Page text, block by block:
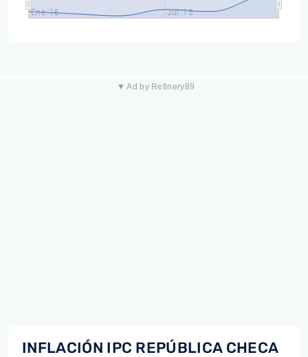
Ene '16 Jul '16
▼ Ad by Refinery89
INFLACIÓN IPC REPÚBLICA CHECA